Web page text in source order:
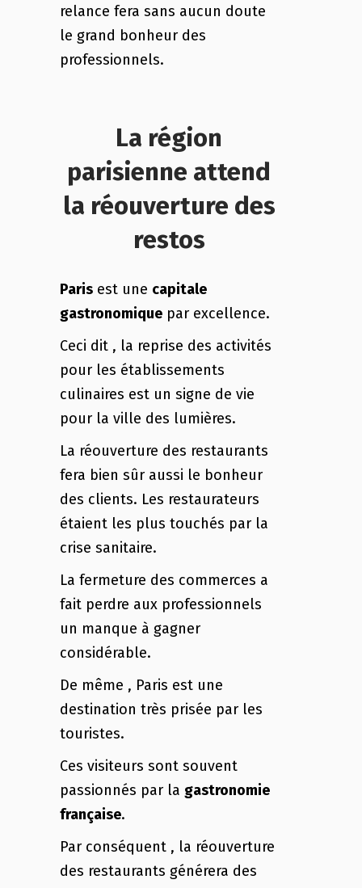
relance fera sans aucun doute
le grand bonheur des
professionnels.
La région
parisienne attend
la réouverture des
restos
Paris est une capitale
gastronomique par excellence.
Ceci dit , la reprise des activités
pour les établissements
culinaires est un signe de vie
pour la ville des lumières.
La réouverture des restaurants
fera bien sûr aussi le bonheur
des clients. Les restaurateurs
étaient les plus touchés par la
crise sanitaire.
La fermeture des commerces a
fait perdre aux professionnels
un manque à gagner
considérable.
De même , Paris est une
destination très prisée par les
touristes.
Ces visiteurs sont souvent
passionnés par la gastronomie
française.
Par conséquent , la réouverture
des restaurants générera des